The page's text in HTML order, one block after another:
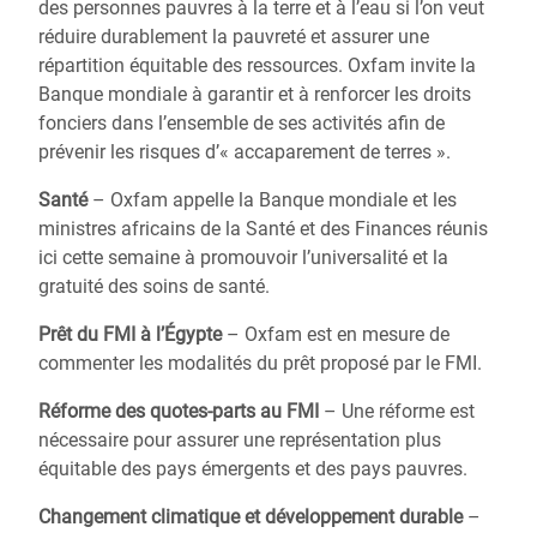
des personnes pauvres à la terre et à l’eau si l’on veut
réduire durablement la pauvreté et assurer une
répartition équitable des ressources. Oxfam invite la
Banque mondiale à garantir et à renforcer les droits
fonciers dans l’ensemble de ses activités afin de
prévenir les risques d’« accaparement de terres ».
Santé– Oxfam appelle la Banque mondiale et les
ministres africains de la Santé et des Finances réunis
ici cette semaine à promouvoir l’universalité et la
gratuité des soins de santé.
Prêt du FMI à l’Égypte– Oxfam est en mesure de
commenter les modalités du prêt proposé par le FMI.
Réforme des quotes-parts au FMI – Une réforme est
nécessaire pour assurer une représentation plus
équitable des pays émergents et des pays pauvres.
Changement climatique et développement durable–